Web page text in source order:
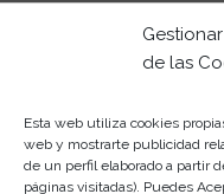
de las
Esta web utiliza cookies
web y mostrarte publicidad
de un perfil elaborado a partir
páginas visitadas). Puedes
Celebra el
08/07/2026
07/07/2026
Participa en el II
03/07/2026